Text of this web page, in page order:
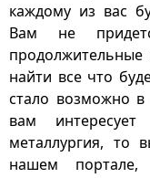
каждому из вас
Вам не
продолжительные
найти все что
стало возможно
вам
металлургия, то
нашем